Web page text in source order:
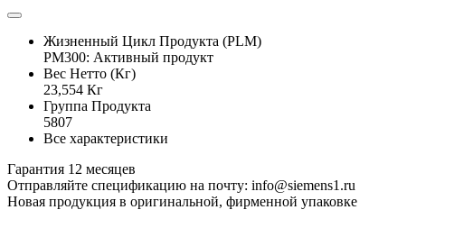
Жизненный Цикл Продукта (PLM)
PM300: Активный продукт
Вес Нетто (Кг)
23,554 Кг
Группа Продукта
5807
Все характеристики
Гарантия 12 месяцев
Отправляйте спецификацию на почту: info@siemens1.ru
Новая продукция в оригинальной, фирменной упаковке